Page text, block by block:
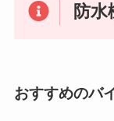
防
おすすめのバ